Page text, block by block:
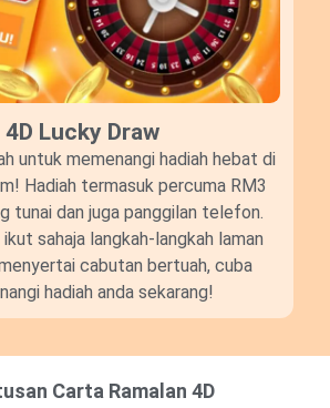
4D Lucky Draw​
untuk memenangi hadiah hebat di
Hadiah termasuk percuma RM3
tunai dan juga panggilan telefon.
sahaja langkah-langkah laman
cabutan bertuah, cuba
hadiah anda sekarang!
Carta Ramalan 4D